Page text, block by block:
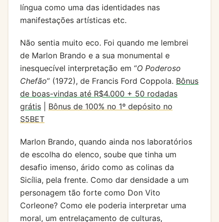
língua como uma das identidades nas
manifestações artísticas etc.
Não sentia muito eco. Foi quando me lembrei
de Marlon Brando e a sua monumental e
inesquecível interpretação em “O Poderoso
Chefão” (1972), de Francis Ford Coppola. Bônus
de boas-vindas até R$4.000 + 50 rodadas
grátis
Bônus de 100% no 1º depósito no
S5BET
Marlon Brando, quando ainda nos laboratórios
de escolha do elenco, soube que tinha um
desafio imenso, árido como as colinas da
Sicília, pela frente. Como dar densidade a um
personagem tão forte como Don Vito
Corleone? Como ele poderia interpretar uma
moral, um entrelaçamento de culturas,